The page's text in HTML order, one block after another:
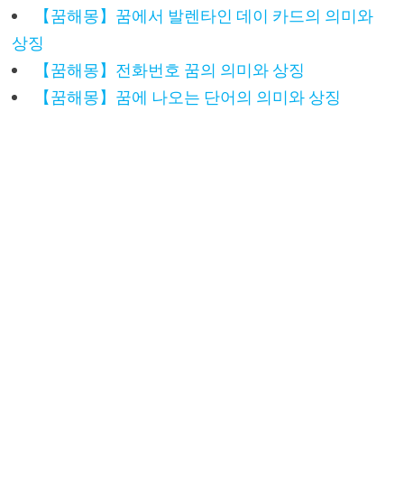
【꿈해몽】꿈에서 발렌타인 데이 카드의 의미와
상징
【꿈해몽】전화번호 꿈의 의미와 상징
【꿈해몽】꿈에 나오는 단어의 의미와 상징